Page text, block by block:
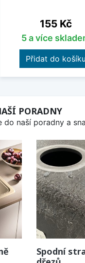
Cena
155 Kč
5 a více
Přidat do košíku
PORADNY
naší poradny a
Spodní